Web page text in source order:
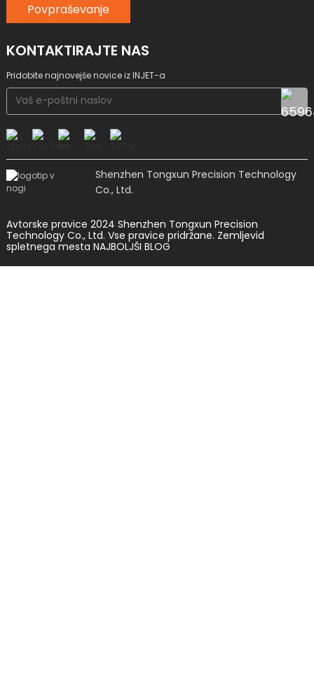
Povpraševanje
KONTAKTIRAJTE NAS
Pridobite najnovejše novice iz INJET-a
Shenzhen Tongxun Precision Technology
Co., Ltd.
Avtorske pravice 2024 Shenzhen Tongxun Precision
Technology Co., Ltd. Vse pravice pridržane. Zemljevid
spletnega mesta NAJBOLJŠI BLOG